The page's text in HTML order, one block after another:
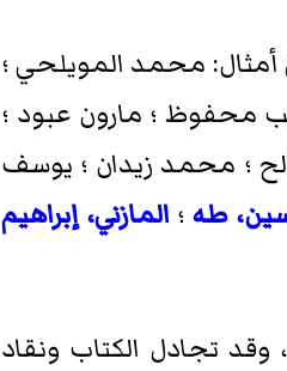
أمثال: محمد المويلحي ؛
محفوظ ؛ مارون عبود ؛
؛ محمد زيدان ؛ يوسف
طه؛ المازني، إبراهيم
وقد تجادل الكتاب ونقاد